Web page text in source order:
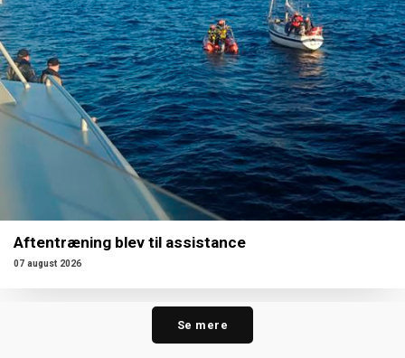
Aftentræning blev til assistance
07 august 2026
Se mere